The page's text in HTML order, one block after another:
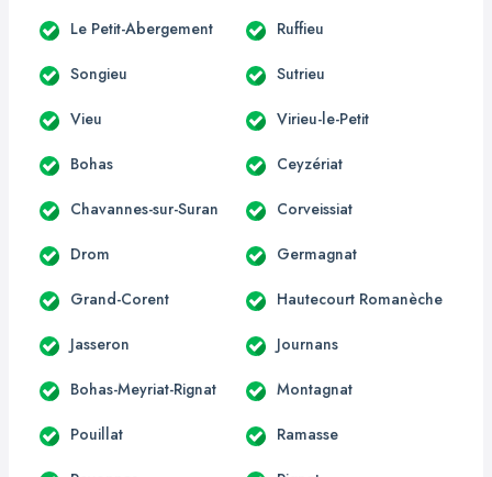
Le Petit-Abergement Ruffieu
Songieu Sutrieu
Vieu Virieu-le-Petit
Bohas Ceyzériat
Chavannes-sur-Suran Corveissiat
Drom Germagnat
Grand-Corent Hautecourt Romanèche
Jasseron Journans
Bohas-Meyriat-Rignat Montagnat
Pouillat Ramasse